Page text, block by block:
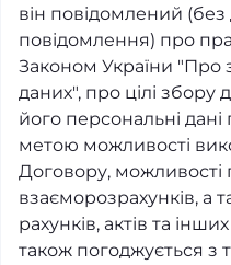
він повідомлений (без
повідомлення) про
Законом України "Про
даних", про цілі збору
його персональні
метою можливості
Договору, можливості
взаєморозрахунків, а
рахунків, актів та
також погоджується